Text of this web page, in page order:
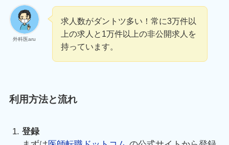
外科医aru
求人数がダントツ多い！常に3万件以
上の求人と1万件以上の非公開求人を
持っています。
利用方法と流れ
登録